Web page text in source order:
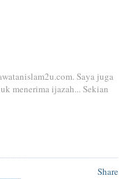
Saya juga
menerima ijazah... Sekian
Share